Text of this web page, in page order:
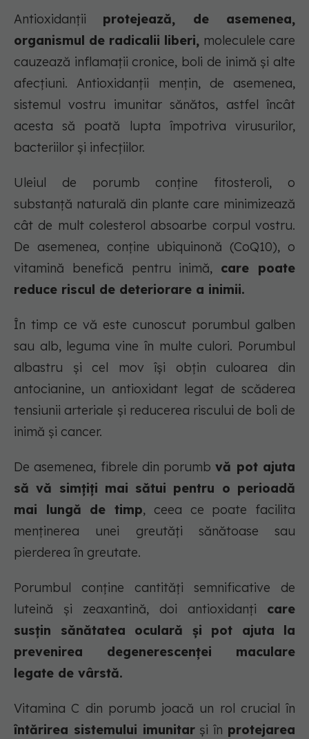
Antioxidanții protejează, de asemenea,
organismul de radicalii liberi, moleculele care
cauzează inflamații cronice, boli de inimă și alte
afecțiuni. Antioxidanții mențin, de asemenea,
sistemul vostru imunitar sănătos, astfel încât
acesta să poată lupta împotriva virusurilor,
bacteriilor și infecțiilor.
Uleiul de porumb conține fitosteroli, o
substanță naturală din plante care minimizează
cât de mult colesterol absoarbe corpul vostru.
De asemenea, conține ubiquinonă (CoQ10), o
vitamină benefică pentru inimă, care poate
reduce riscul de deteriorare a inimii.
În timp ce vă este cunoscut porumbul galben
sau alb, leguma vine în multe culori. Porumbul
albastru și cel mov își obțin culoarea din
antocianine, un antioxidant legat de scăderea
tensiunii arteriale și reducerea riscului de boli de
inimă și cancer.
De asemenea, fibrele din porumbvă pot ajuta
să vă simțiți mai sătui pentru o perioadă
mai lungă de timp, ceea ce poate facilita
menținerea unei greutăți sănătoase sau
pierderea în greutate.
Porumbul conține cantități semnificative de
luteină și zeaxantină, doi antioxidanți care
susțin sănătatea oculară și pot ajuta la
prevenirea degenerescenței maculare
legate de vârstă.
Vitamina C din porumb joacă un rol crucial în
întărirea sistemului imunitarși în protejarea